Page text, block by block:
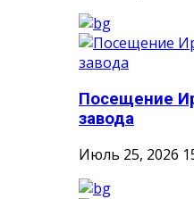
Посещение
завода
Июль 25, 2026